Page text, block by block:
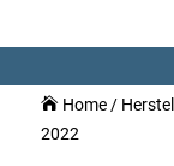
Home/
2022